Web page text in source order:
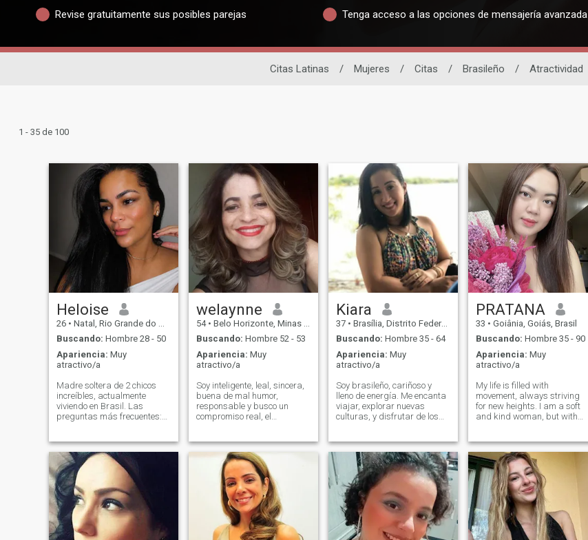
Revise gratuitamente sus posibles parejas Tenga acceso a las opciones de mensajería avanzada
Citas Latinas / Mujeres / Citas / Brasileño / Atractividad
1 - 35 de 100
Heloise
26 • Natal, Rio Grande do Norte, Brasil
Buscando: Hombre 28 - 50
Apariencia: Muy
atractivo/a
Madre soltera de 2 chicos
increíbles, actualmente
viviendo en Brasil. Las
preguntas más frecuentes:
Estados Unidos y Europa
antes. Estuve casada por 7
años y mis dos hijos son de
este matrimonio, así que
puedo decir que hago todo lo
posible para hacer las
cosas bien. Probando en este
sitio web porque estoy
cansado de las mismas
welaynne
54 • Belo Horizonte, Minas Gerais, Brasil
Buscando: Hombre 52 - 53
Apariencia: Muy
atractivo/a
Soy inteligente, leal, sincera,
buena de mal humor,
responsable y busco un
compromiso real, el
falsificaciones, los hombres
casados, el sexo virtual.
SOLO LOS HOMBRES QUE
QUIEREN Un VERDADERO
COMPROMISO.Por favor, no
pierda mi tiempo con juegos
o hablar estúpido.Quiero un
tipo que realmente tiene la
intención de ser amado
Kiara
37 • Brasília, Distrito Federal, Brasil
Buscando: Hombre 35 - 64
Apariencia: Muy
atractivo/a
Soy brasileño, cariñoso y
lleno de energía. Me encanta
viajar, explorar nuevas
culturas, y disfrutar de los
cuerpo con pilates y muay
thai, pero también disfruto
relajarme con una buena
película o una conversación
significativa. Estoy
buscando a alguien genuino,
respetuoso e interesado en
construir una conexión real y
duradera, llena de risa y
PRATANA
33 • Goiânia, Goiás, Brasil
Buscando: Hombre 35 - 90
Apariencia: Muy
atractivo/a
My life is filled with
movement, always striving
for new heights. I am a soft
and kind woman, but with
respect and mutual support
were the basis of everything.
My parents became an
example of a